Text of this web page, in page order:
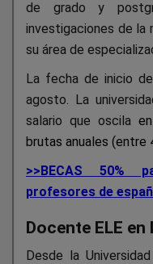
de grado y
investigaciones de la
su área de
La fecha de inicio
agosto. La
salario que oscila
brutas anuales (entre
>>BECAS 50%
profesores de
Docente ELE en
Desde la